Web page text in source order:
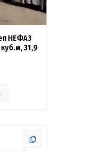
НЕФАЗ
31,9